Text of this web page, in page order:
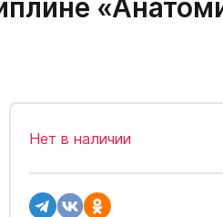
Нет в наличии